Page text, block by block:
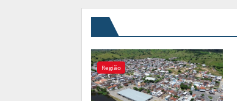
Região